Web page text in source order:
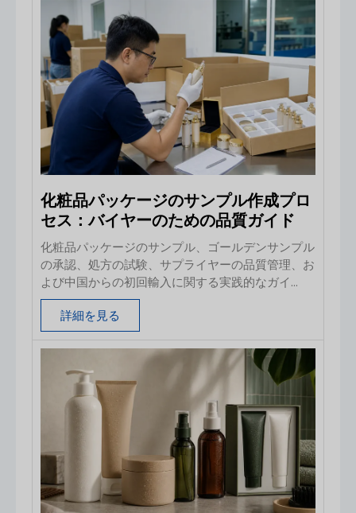
多い。 ダークアンバーや黒色のガラスは、優れた
光遮断効果と高級感をもたらしますが、従来のドロ
ッパー式では使用中にパッケージを繰り返し開ける
ことになり、ヘッドスペースが増加してしまいま
す。 配合内容とは無関係に、普遍的に「最良」と
言えるボトルは存在しません。本ガイドは、スキン
ケアブランドおよびパッケージングのバイヤー向け
に作成されています。ここでは、素材、ボトルのデ
ザイン、容量、ディスペンシングシステム、装飾、
充填条件、および
化粧品パッケージのサンプル作成プロ
セス：バイヤーのための品質ガイド
化粧品パッケージのサンプル、ゴールデンサンプル
の承認、処方の試験、サプライヤーの品質管理、お
よび中国からの初回輸入に関する実践的なガイ
ド。.
詳細を見る